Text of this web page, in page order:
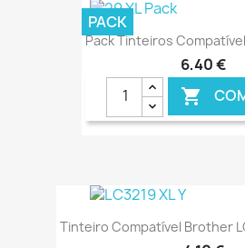
Pack Tinteiros
6,40 €

PACK
Tinteiro Compatível Brother